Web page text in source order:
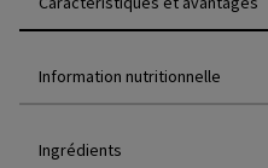
Information nutritionnelle
Ingrédients